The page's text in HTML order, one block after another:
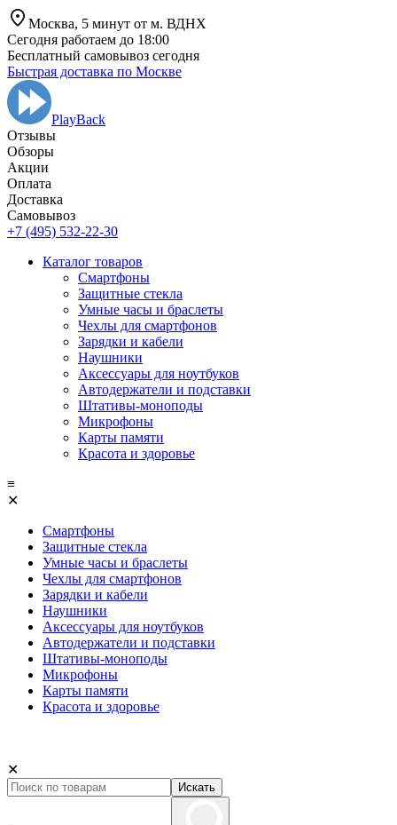
Москва, 5 минут от м. ВДНХ
Сегодня работаем до 18:00
Бесплатный самовывоз сегодня
Быстрая доставка по Москве
PlayBack
Отзывы
Обзоры
Aкции
Оплата
Доставка
Самовывоз
+7 (495) 532-22-30
Каталог товаров
Смартфоны
Защитные стекла
Умные часы и браслеты
Чехлы для смартфонов
Зарядки и кабели
Наушники
Аксессуары для ноутбуков
Автодержатели и подставки
Штативы-моноподы
Микрофоны
Карты памяти
Красота и здоровье
≡
✕
Смартфоны
Защитные стекла
Умные часы и браслеты
Чехлы для смартфонов
Зарядки и кабели
Наушники
Аксессуары для ноутбуков
Автодержатели и подставки
Штативы-моноподы
Микрофоны
Карты памяти
Красота и здоровье
✕
Искать